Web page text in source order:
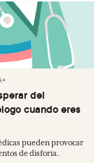
del
cuando eres
pueden provocar
de disforia.